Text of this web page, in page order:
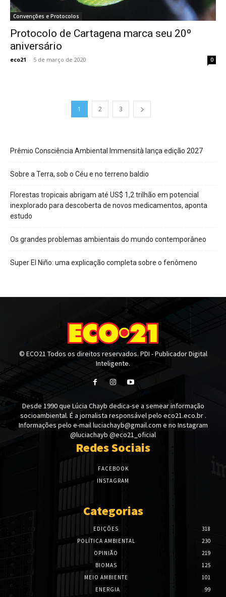
Convenções e Protocolos
Protocolo de Cartagena marca seu 20º
aniversário
eco21 - 5 de março de 2020 0
1 2 3
Prêmio Consciência Ambiental Immensità lança edição 2027
Sobre a Terra, sob o Céu e no terreno baldio
Florestas tropicais abrigam até US$ 1,2 trilhão em potencial
inexplorado para descoberta de novos medicamentos, aponta
estudo
Os grandes problemas ambientais do mundo contemporâneo
Super El Niño: uma explicação completa sobre o fenômeno
© ECO21 Todos os direitos reservados. PDI - Publicador Digital
Inteligente.
Desde 1990 que Lúcia Chayb dedica-se a semear informação
socioambiental. É a jornalista responsável pelo eco21.eco.br .
Informações pelo e-mail luciachayb@gmail.com e no Instagram
@luciachayb @eco21_oficial
Redes Sociais
FACEBOOK
INSTAGRAM
Categorias
EDIÇÕES
318
POLÍTICA AMBIENTAL
230
OPINIÃO
219
BIOMAS
125
MEIO AMBIENTE
101
ENERGIA
99